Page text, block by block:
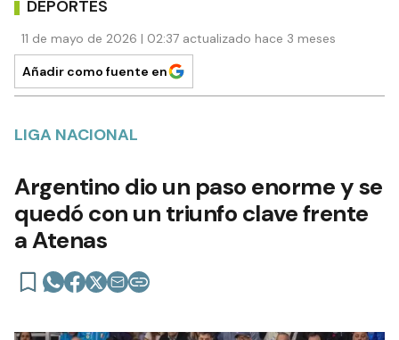
DEPORTES
11 de mayo de 2026 | 02:37 actualizado hace 3 meses
Añadir como fuente en
LIGA NACIONAL
Argentino dio un paso enorme y se
quedó con un triunfo clave frente
a Atenas